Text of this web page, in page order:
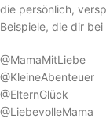
die persönlich,
Beispiele, die dir
@MamaMitLiebe
@KleineAbenteuer
@ElternGlück
@LiebevolleMama